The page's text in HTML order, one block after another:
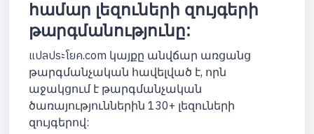
համար լեզուների զույգերի
թարգմանությունը:
แปลประโยค.com կայքը անվճար առցանց
թարգմանչական հավելված է, որն
աջակցում է թարգմանչական
ծառայություններին 130+ լեզուների
զույգերով: